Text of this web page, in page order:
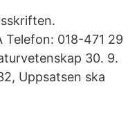
Telefon: 018-471 29
30. 9.
Uppsatsen ska